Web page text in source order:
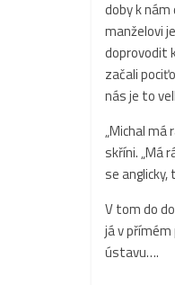
doby k
manželovi
doprovodit
začali
nás je to
„Michal
skříni. „Má
se
V tom do
já v
ústavu….